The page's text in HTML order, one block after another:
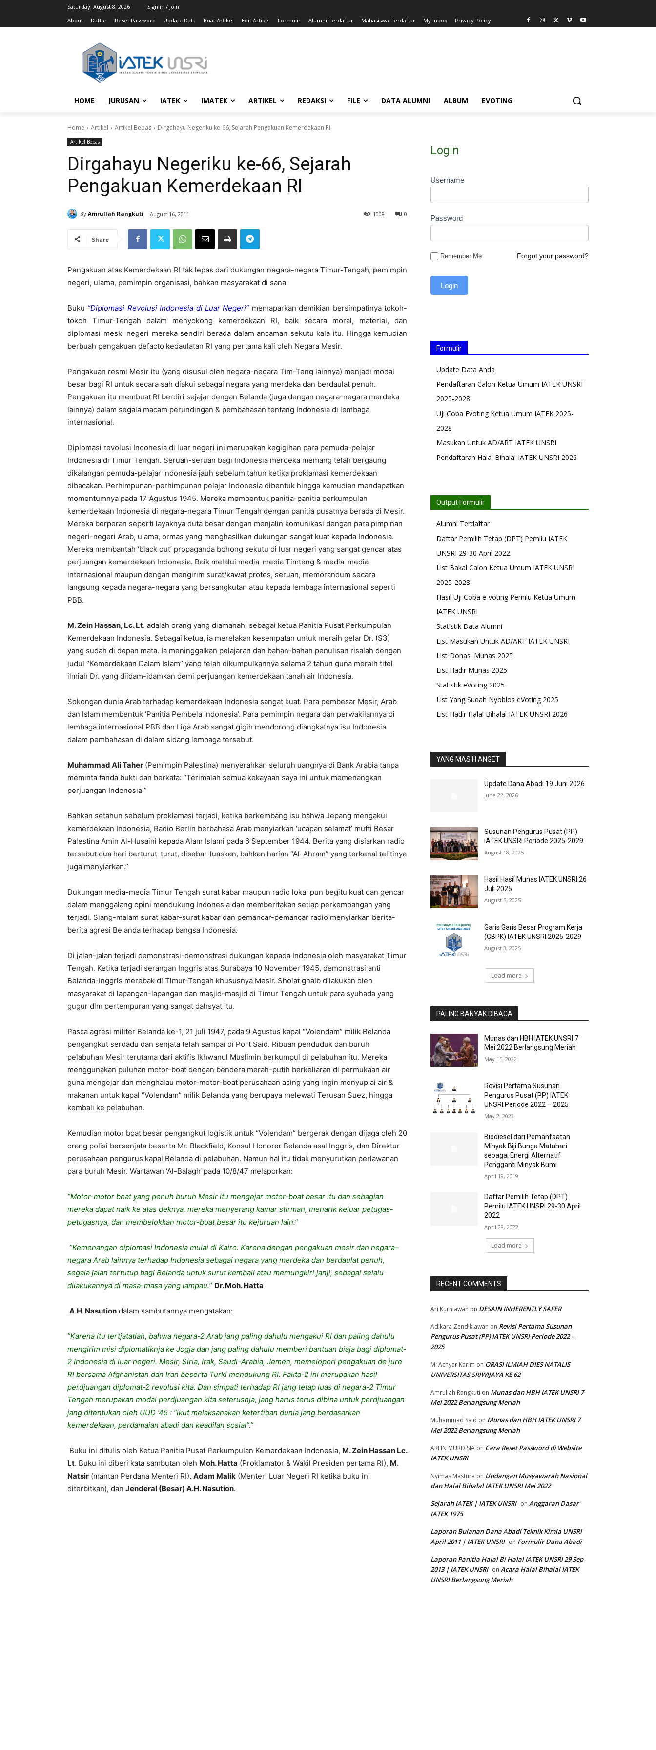
Saturday, August 8, 2026
Sign in / Join
About
Daftar Reset Password Update Data Buat Artikel Edit Artikel Formulir Alumni Terdaftar Mahasiswa Terdaftar My Inbox Privacy Policy
HOME JURUSAN IATEK IMATEK ARTIKEL REDAKSI FILE DATA ALUMNI ALBUM EVOTING
Home Artikel Artikel Bebas Dirgahayu Negeriku ke-66, Sejarah Pengakuan Kemerdekaan RI
Artikel Bebas
Dirgahayu Negeriku ke-66, Sejarah
Pengakuan Kemerdekaan RI
By Amrullah Rangkuti August 16, 2011 0
1008
Share
Pengakuan atas Kemerdekaan RI tak lepas dari dukungan negara-negara Timur-Tengah, pemimpin
negeri, ulama, pemimpin organisasi, bahkan masyarakat di sana.
Buku “Diplomasi RevolusiIndonesia di Luar Negeri“ memaparkan demikian bersimpatinya tokoh-
tokoh
Timur-Tengah dalam menyokong kemerdekaan RI, baik secara moral, material, dan
diplomasi meski negeri mereka sendiri berada dalam ancaman sekutu kala itu. Hingga kemudian
berbuah pengakuan defacto kedaulatan RI yang pertama kali oleh Negara Mesir.
Pengakuan resmi Mesir itu (yang disusul oleh negara-negara Tim-Teng lainnya) menjadi modal
besar bagi RI untuk secara sah diakui sebagai negara yang merdeka dan berdaulat penuh.
Pengakuan itu membuat RI berdiri sejajar dengan Belanda (juga dengan negara-negara merdeka
lainnya) dalam segala macam perundingan & pembahasan tentang Indonesia di lembaga
internasional.
Diplomasi revolusi Indonesia di luar negeri ini merupakan kegigihan para pemuda-pelajar
Indonesia di Timur Tengah. Seruan-seruan bagi Indonesia merdeka memang telah bergaung
dikalangan pemuda-pelajar Indonesia jauh sebelum tahun ketika proklamasi kemerdekaan
dibacakan. Perhimpunan-perhimpunan pelajar Indonesia dibentuk hingga kemudian mendapatkan
momentumnya pada 17 Agustus 1945. Mereka membentuk panitia-panitia perkumpulan
kemerdekaan Indonesia di negara-negara Timur Tengah dengan panitia pusatnya berada di Mesir.
Mereka berperan seperti layaknya duta besar dengan menjalin komunikasi dengan para pimpinan
negeri-negeri Arab, ulama, ormas yang menghasilkan dukungan sangat kuat kepada Indonesia.
Mereka membantah ‘black out’ propaganda bohong sekutu di luar negeri yang sangat gencar atas
perjuangan kemerdekaan Indonesia. Baik melalui media-media Timteng & media-media
internasional maupun dengan mengirim surat/kawat protes, seruan, memorandum secara
langsung kepada negara-negara yang bersangkutan atau kepada lembaga internasional seperti
PBB.
M.Zein Hassan, Lc. Lt. adalah orang yang diamanahi sebagai ketua Panitia Pusat Perkumpulan
Kemerdekaan Indonesia. Sebagai ketua, ia merelakan kesempatan untuk meraih gelar Dr. (S3)
yang sudah di depan mata. Ia meninggalkan pelajaran dan bahan-bahan penulisan risalah dengan
judul “Kemerdekaan Dalam Islam” yang telah dikumpulkannya selama 2 tahun guna meraih titel
ilmiah Dr. yang diidam-idamkan demi perjuangan kemerdekaan tanah air Indonesia.
Sokongan dunia Arab terhadap kemerdekaan Indonesia sangat kuat. Para pembesar Mesir, Arab
dan Islam membentuk ‘Panitia Pembela Indonesia’. Para pemimpin negara dan perwakilannya di
lembaga internasional PBB dan Liga Arab sangat gigih mendorong diangkatnya isu Indonesia
dalam pembahasan di dalam sidang lembaga tersebut.
Muhammad AliTaher (Pemimpin Palestina) menyerahkan seluruh uangnya di Bank Arabia tanpa
meminta tanda bukti dan berkata: “Terimalah semua kekayaan saya ini untuk memenangkan
perjuangan Indonesia!”
Bahkan setahun sebelum proklamasi terjadi, ketika berkembang isu bahwa Jepang mengakui
kemerdekaan Indonesia, Radio Berlin berbahasa Arab menyiarkan ‘ucapan selamat’ mufti Besar
Palestina Amin Al-Husaini kepada Alam Islami pada 6 September 1944. Berita yang disiarkan radio
tersebut dua hari berturut-turut, disebar-luaskan, bahkan harian “Al-Ahram” yang terkenal telitinya
juga menyiarkan.”
Dukungan media-media Timur Tengah surat kabar maupun radio lokal pun begitu kuat dan gencar
dalam menggalang opini mendukung Indonesia dan memberitakan setiap perkembangan yang
terjadi. Siang-malam surat kabar-surat kabar dan pemancar-pemancar radio menyiarkan berita-
berita agresi Belanda terhadap bangsa Indonesia.
Di jalan-jalan terjadi demonstrasi-demonstrasi dukungan kepada Indonesia oleh masyarakat Timur
Tengah. Ketika terjadi serangan Inggris atas Surabaya 10 November 1945, demonstrasi anti
Belanda-Inggris merebak di Timur-Tengah khususnya Mesir. Sholat ghaib dilakukan oleh
masyarakat di lapangan-lapangan dan masjid-masjid di Timur Tengah untuk para syuhada yang
gugur dlm pertempuran yang sangat dahsyat itu.
Pasca agresi militer Belanda ke-1, 21 juli 1947, pada 9 Agustus kapal “Volendam” milik Belanda
pengangkut serdadu dan senjata telah sampai di Port Said. Ribuan penduduk dan buruh
pelabuhan Mesir terutama dari aktifis Ikhwanul Muslimin berkumpul di pelabuhan itu. Mereka
menggunakan puluhan motor-boat dengan bendera merah-putih berkeliaran di permukaan air
guna mengejar dan menghalau motor-motor-boat perusahaan asing yang ingin menyuplai air &
makanan untuk kapal “Volendam” milik Belanda yang berupaya melewati Terusan Suez, hingga
kembali ke pelabuhan.
Kemudian motor boat besar pengangkut logistik untuk “Volendam” bergerak dengan dijaga oleh 20
orang polisi bersenjata beserta Mr. Blackfield, Konsul Honorer Belanda asal Inggris, dan Direktur
perusahaan pengurus kapal Belanda di pelabuhan. Namun hal itu tidak menyurutkan perlawanan
para buruh Mesir. Wartawan ‘Al-Balagh‘ pada 10/8/47 melaporkan:
“Motor-motor boat yang penuh buruh Mesir itu mengejar motor-boatbesar itu dan sebagian
mereka dapat naik ke atas deknya. mereka menyerang kamar stirman, menarik keluar petugas-
petugasnya, dan membelokkan motor-boatbesar itu kejuruan lain.”
”Kemenangan diplomasi Indonesia mulai di Kairo. Karena dengan pengakuan mesir dan negara–
negara Arab lainnya terhadap Indonesia sebagai negara yang merdeka dan berdaulat penuh,
segala jalan tertutup bagi Belanda untuk surut kembali atau memungkiri janji, sebagai selalu
dilakukannya di masa-masa yang lampau.” Dr.Moh.Hatta
A.H.Nasution dalam sambutannya mengatakan:
”Karena itu tertjatatlah, bahwa negara-2 Arab jang paling dahulu mengakui RI dan paling dahulu
mengirim misi diplomatiknja ke Jogja dan jang paling dahulu memberi bantuan biaja bagi diplomat-
2 Indonesia di luar negeri. Mesir, Siria, Irak, Saudi-Arabia, Jemen, memelopori pengakuan de jure
RI bersama Afghanistan dan Iran beserta Turki mendukung RI. Fakta-2 ini merupakan hasil
perdjuangan diplomat-2 revolusi kita. Dan simpati terhadap RI jang tetap luas di negara-2 Timur
Tengah merupakan modal perdjuangan kita seterusnja, jang harus terus dibina untuk perdjuangan
jang ditentukan oleh UUD ’45 : ”ikut melaksanakan ketertiban dunia jang berdasarkan
kemerdekaan, perdamaian abadi dan keadilan sosial”.”
Buku ini ditulis oleh Ketua Panitia Pusat Perkumpulan Kemerdekaan Indonesia, M.Zein Hassan Lc.
Lt. Buku ini diberi kata sambutan oleh Moh.Hatta (Proklamator & Wakil Presiden pertama RI), M.
Natsir (mantan Perdana Menteri RI), Adam Malik (Menteri Luar Negeri RI ketika buku ini
diterbitkan), dan Jenderal (Besar) A.H.Nasution.
Login
Username
Password
Remember Me Forgot your password?
Formulir
Update Data Anda
Pendaftaran Calon Ketua Umum IATEK UNSRI
2025-2028
Uji Coba Evoting Ketua Umum IATEK 2025-
2028
Masukan Untuk AD/ART IATEK UNSRI
Pendaftaran Halal Bihalal IATEK UNSRI 2026
Output Formulir
Alumni Terdaftar
Daftar Pemilih Tetap (DPT) Pemilu IATEK
UNSRI 29-30 April 2022
List Bakal Calon Ketua Umum IATEK UNSRI
2025-2028
Hasil Uji Coba e-voting Pemilu Ketua Umum
IATEK UNSRI
Statistik Data Alumni
List Masukan Untuk AD/ART IATEK UNSRI
List Donasi Munas 2025
List Hadir Munas 2025
Statistik eVoting 2025
List Yang Sudah Nyoblos eVoting 2025
List Hadir Halal Bihalal IATEK UNSRI 2026
YANG MASIH ANGET
Update Dana Abadi 19 Juni 2026
June 22, 2026
Susunan Pengurus Pusat (PP)
IATEK UNSRI Periode 2025-2029
August 18, 2025
Hasil Hasil Munas IATEK UNSRI 26
Juli 2025
August 5, 2025
Garis Garis Besar Program Kerja
(GBPK) IATEK UNSRI 2025-2029
August 3, 2025
Load more
PALING BANYAK DIBACA
Munas dan HBH IATEK UNSRI 7
Mei 2022 Berlangsung Meriah
May 15, 2022
Revisi Pertama Susunan
Pengurus Pusat (PP) IATEK
UNSRI Periode 2022 – 2025
May 2, 2023
Biodiesel dari Pemanfaatan
Minyak Biji Bunga Matahari
sebagai Energi Alternatif
Pengganti Minyak Bumi
April 19, 2019
Daftar Pemilih Tetap (DPT)
Pemilu IATEK UNSRI 29-30 April
2022
April 28, 2022
Load more
RECENT COMMENTS
Ari Kurniawan on DESAIN INHERENTLY SAFER
Adikara Zendikiawan on Revisi Pertama Susunan
Pengurus Pusat (PP) IATEK UNSRI Periode 2022 –
2025
M. Achyar Karim on ORASI ILMIAH DIES NATALIS
UNIVERSITAS SRIWIJAYA KE 62
Amrullah Rangkuti on Munas dan HBH IATEK UNSRI 7
Mei 2022 Berlangsung Meriah
Muhammad Said on Munas dan HBH IATEK UNSRI 7
Mei 2022 Berlangsung Meriah
ARFIN MURDISIA on Cara Reset Password di Website
IATEK UNSRI
Nyimas Mastura on Undangan Musyawarah Nasional
dan Halal Bihalal IATEK UNSRI Mei 2022
Sejarah IATEK | IATEK UNSRI on Anggaran Dasar
IATEK 1975
Laporan Bulanan Dana Abadi Teknik Kimia UNSRI
April 2011 | IATEK UNSRI on Formulir Dana Abadi
Laporan Panitia Halal Bi Halal IATEK UNSRI 29 Sep
2013 | IATEK UNSRI on Acara Halal Bihalal IATEK
UNSRI Berlangsung Meriah